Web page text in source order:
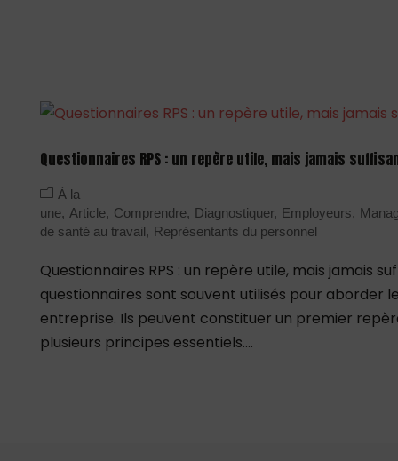
Questionnaires RPS : un repère utile, mais jamais
À la
une
Article Comprendre Diagnostiquer Employeurs
de santé au travail
Représentants du personnel
Questionnaires RPS : un repère utile, mais jamais
questionnaires sont souvent utilisés pour aborder
entreprise. Ils peuvent constituer un premier
plusieurs principes essentiels....